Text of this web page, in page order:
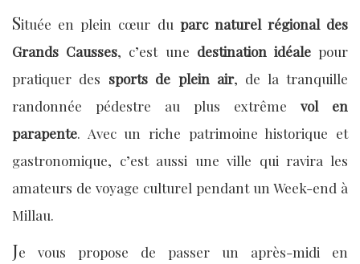
Située en plein cœur du parc naturel régional des
Grands Causses, c’est une destination idéale pour
pratiquer des sports de plein air, de la tranquille
randonnée pédestre au plus extrême vol en
parapente. Avec un riche patrimoine historique et
gastronomique, c’est aussi une ville qui ravira les
amateurs de voyage culturel pendant un Week-end à
Millau.
Je vous propose de passer un après-midi en